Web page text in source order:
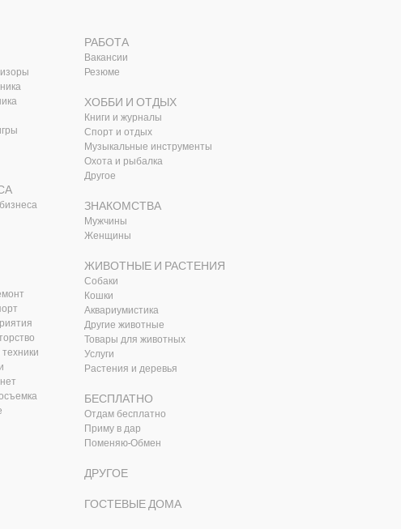
РАБОТА
Вакансии
Резюме
ХОББИ И ОТДЫХ
Книги и журналы
Спорт и отдых
Музыкальные инструменты
Охота и рыбалка
Другое
ЗНАКОМСТВА
Мужчины
Женщины
ЖИВОТНЫЕ И РАСТЕНИЯ
Собаки
Кошки
Аквариумистика
Другие животные
Товары для животных
Услуги
Растения и деревья
БЕСПЛАТНО
Отдам бесплатно
Приму в дар
Поменяю-Обмен
ДРУГОЕ
ГОСТЕВЫЕ ДОМА